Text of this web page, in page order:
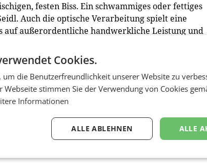
festen Biss. Ein schwammiges oder fettiges
Auch die optische Verarbeitung spielt eine
auf außerordentliche handwerkliche Leistung und
Peter Kaiser, Jürgen Mandl,
ehemals Eishockeyspieler beim EC-KAC, sowie
kosteten sich unter der Leitung von Johannes
Dipl. Fleischsommelier, durch die
zu verkosten mit dem Wissen, wo das
sind ein wichtiger Teil unserer Kultur,
vom Wettbewerb.
Cookies.
um die Benutzerfreundlichkeit unserer Website zu
stimmen Sie der Verwendung von Cookies
Informationen
ALLE
ALLE ABLEHNEN